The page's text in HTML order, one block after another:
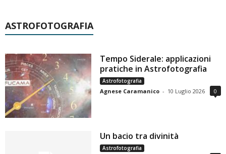
ASTROFOTOGRAFIA
Tempo Siderale: applicazioni
pratiche in Astrofotografia
Astrofotografia
Agnese Caramanico - 10 Luglio 2026 0
Un bacio tra divinità
Astrofotografia